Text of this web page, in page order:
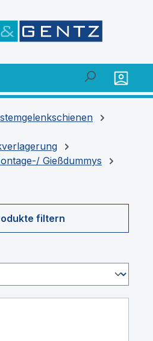
Gießdummys
filtern